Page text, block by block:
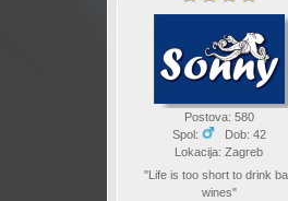
Postova: 580
Spol:
Dob: 42
Lokacija: Zagreb
"Life is too short to drink
wines"